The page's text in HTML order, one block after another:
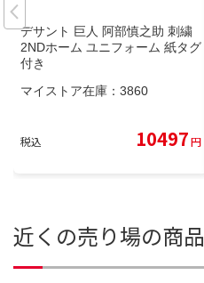
デサント 巨人 阿部慎之助 刺繍
2NDホーム ユニフォーム 紙タグ
付き
マイストア在庫： 3860
税込 10497円
近くの売り場の商品